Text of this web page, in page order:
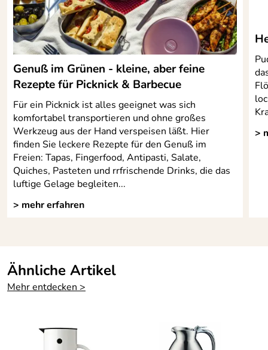
Genuß im Grünen - kleine, aber feine
Rezepte für Picknick & Barbecue
Für ein Picknick ist alles geeignet was sich
komfortabel transportieren und ohne großes
Werkzeug aus der Hand verspeisen läßt. Hier
finden Sie leckere Rezepte für den Genuß im
Freien: Tapas, Fingerfood, Antipasti, Salate,
Quiches, Pasteten und rrfrischende Drinks, die das
luftige Gelage begleiten...
> mehr erfahren
>
Ähnliche Artikel
Mehr entdecken >